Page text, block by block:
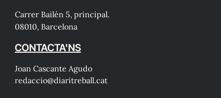
Carrer Bailén 5, principal.
08010, Barcelona
CONTACTA'NS
Joan Cascante Agudo
redaccio@diaritreball.cat